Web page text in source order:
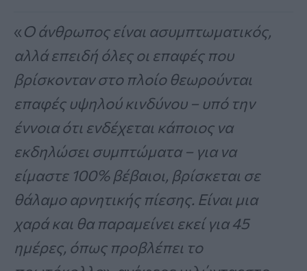
«Ο άνθρωπος είναι ασυμπτωματικός,
αλλά επειδή όλες οι επαφές που
βρίσκονταν στο πλοίο θεωρούνται
επαφές υψηλού κινδύνου – υπό την
έννοια ότι ενδέχεται κάποιος να
εκδηλώσει συμπτώματα – για να
είμαστε 100% βέβαιοι, βρίσκεται σε
θάλαμο αρνητικής πίεσης. Είναι μια
χαρά και θα παραμείνει εκεί για 45
ημέρες, όπως προβλέπει το